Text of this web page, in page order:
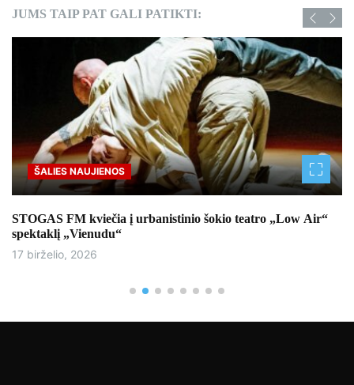
JUMS TAIP PAT GALI PATIKTI:
ŠALIES NAUJIENOS
STOGAS FM kviečia į urbanistinio šokio teatro „Low Air“
spektaklį „Vienudu“
17 birželio, 2026